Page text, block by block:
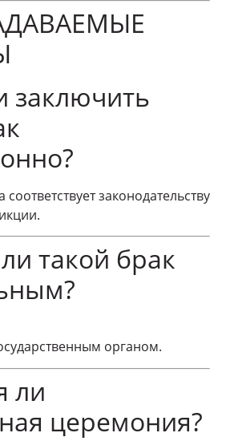
заключить
законодательству
такой брак
органом.
ли
церемония?